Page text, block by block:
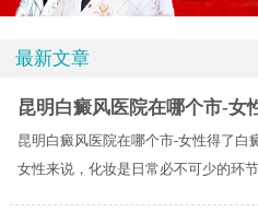
最新文章
昆明白癜风医院在哪个市-女
昆明白癜风医院在哪个市-女性得了白
女性来说，化妆是日常必不可少的环